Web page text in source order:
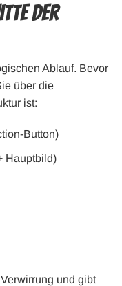
der
Ablauf. Bevor
über die
ist:
Button)
Hauptbild)
und gibt